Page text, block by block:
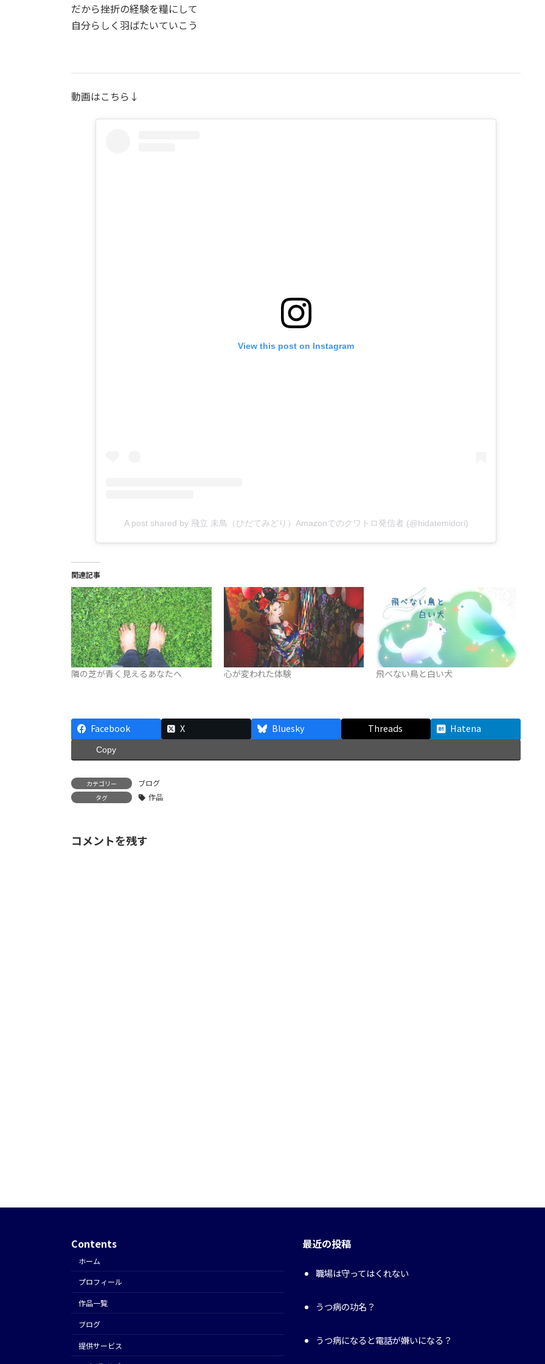
だから挫折の経験を糧にして
自分らしく羽ばたいていこう
動画はこちら↓
View this post on Instagram
A post shared by 飛立 未鳥（ひだてみどり）Amazonでのクワトロ発信者 (@hidatemidori)
関連記事
隣の芝が青く見えるあなたへ 心が変われた体験 飛べない鳥と白い犬
Facebook X Bluesky Threads Hatena
Copy
カテゴリー ブログ
タグ 作品
コメントを残す
Contents
ホーム
プロフィール
作品一覧
ブログ
提供サービス
最近の投稿
職場は守ってはくれない
うつ病の功名？
うつ病になると電話が嫌いになる？